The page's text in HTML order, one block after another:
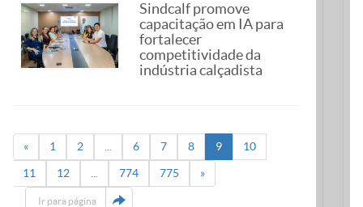
Sindcalf promove
capacitação em IA para
fortalecer
competitividade da
indústria calçadista
« 1 2 6 7 8 9 10
11 12 774 775 »